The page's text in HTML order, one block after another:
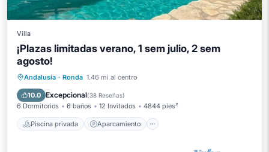
Villa
¡Plazas limitadas verano, 1 sem julio, 2 sem
agosto!
Andalusia · Ronda 1.46 mi al centro
10.0 Excepcional(38 Reseñas)
6 Dormitorios 6 baños 12 Invitados 4844 pies²
Piscina privada Aparcamiento
Piscina privada
Aparcamiento
Piscina
Balcón/Terraza